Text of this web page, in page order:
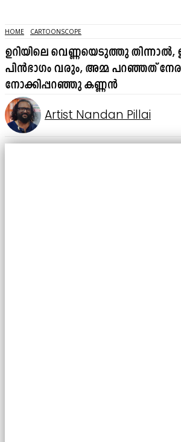
HOME CARTOONSCOPE
ഉറിയിലെ വെണ്ണയെടുത്തു തിന്നാൽ,
പിൻഭാഗം വരും, അമ്മ പറഞ്ഞത്
നോക്കിപ്പറഞ്ഞു കണ്ണൻ
Artist Nandan Pillai